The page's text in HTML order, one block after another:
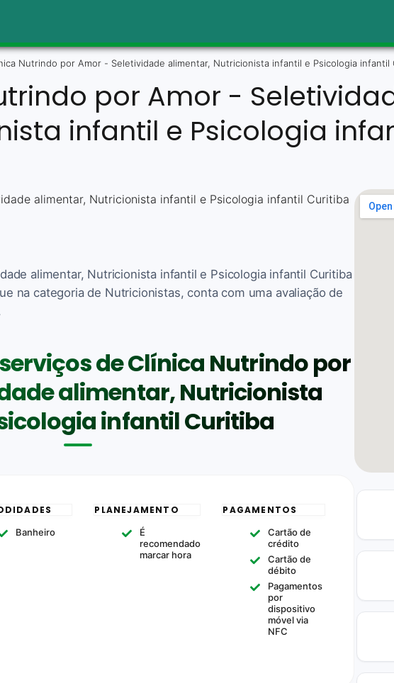
Nutrindo por Amor - Seletividade alimentar, Nutricionista infantil e Psicologia infantil
por Amor -
infantil e Psicologia
alimentar, Nutricionista infantil e Psicologia infantil Curitiba
na categoria de Nutricionistas, conta com uma avaliação de
de Clínica Nutrindo por
alimentar, Nutricionista
infantil Curitiba
Banheiro
PLANEJAMENTO
É
recomendado
marcar hora
PAGAMENTOS
Cartão de
crédito
Cartão de
débito
Pagamentos
por
dispositivo
móvel via
NFC